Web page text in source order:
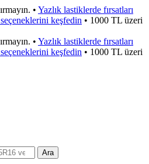
• Yazlık lastiklerde fırsatları
keşfedin • 1000 TL üzeri
• Yazlık lastiklerde fırsatları
keşfedin • 1000 TL üzeri
Ara